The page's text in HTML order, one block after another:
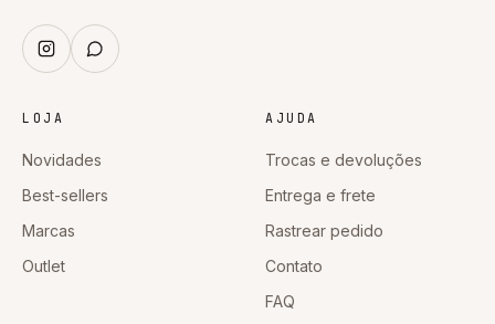
LOJA
Novidades
Best-sellers
Marcas
Outlet
AJUDA
Trocas e devoluções
Entrega e frete
Rastrear pedido
Contato
FAQ